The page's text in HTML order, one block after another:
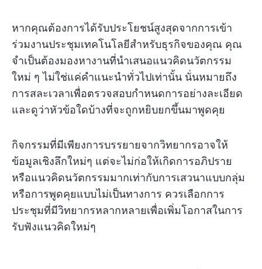
หากคุณต้องการได้รับประโยชน์สูงสุดจากการเข้า
ร่วมงานประชุมเทคโนโลยีสำหรับธุรกิจของคุณ คุณ
จำเป็นต้องมองหางานที่นำเสนอแนวคิดนวัตกรรม
ใหม่ ๆ ไม่ใช่แค่คำแนะนำทั่วไปเท่านั้น นั่นหมายถึง
การสละเวลาเพื่อตรวจสอบกำหนดการอย่างละเอียด
และดูว่าหัวข้อใดบ้างที่จะถูกหยิบยกขึ้นมาพูดคุย
กิจกรรมที่มีเพียงการบรรยายจากวิทยากรอาจให้
ข้อมูลเชิงลึกใหม่ๆ แต่จะไม่ก่อให้เกิดการอภิปราย
หรือแนวคิดนวัตกรรมมากเท่ากับการเสวนาแบบกลุ่ม
หรือการพูดคุยแบบไม่เป็นทางการ ควรเลือกการ
ประชุมที่มีวิทยากรหลากหลายเพื่อเพิ่มโอกาสในการ
รับฟังแนวคิดใหม่ๆ